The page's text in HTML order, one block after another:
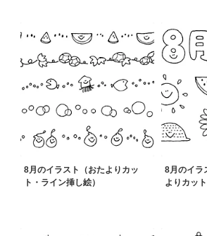
8月のイラスト（おたよりカッ
ト・ライン挿し絵）
8月のイラ
よりカッ